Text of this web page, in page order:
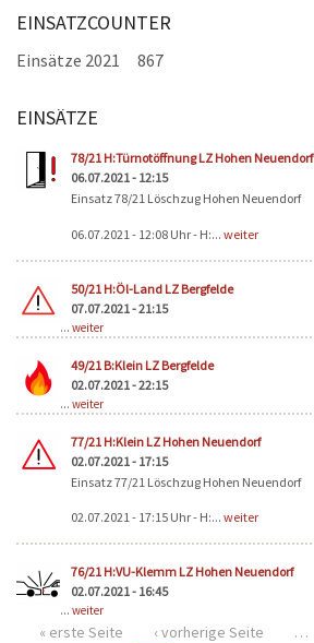
EINSATZCOUNTER
Einsätze 2021 867
EINSÄTZE
78/21 H:Türnotöffnung LZ Hohen Neuendorf
06.07.2021 - 12:15
Einsatz 78/21 Löschzug Hohen Neuendorf
06.07.2021 - 12:08 Uhr - H:... weiter
50/21 H:Öl-Land LZ Bergfelde
07.07.2021 - 21:15
... weiter
49/21 B:Klein LZ Bergfelde
02.07.2021 - 22:15
... weiter
77/21 H:Klein LZ Hohen Neuendorf
02.07.2021 - 17:15
Einsatz 77/21 Löschzug Hohen Neuendorf
02.07.2021 - 17:15 Uhr - H:... weiter
76/21 H:VU-Klemm LZ Hohen Neuendorf
02.07.2021 - 16:45
... weiter
Seiten
« erste Seite ‹ vorherige Seite …